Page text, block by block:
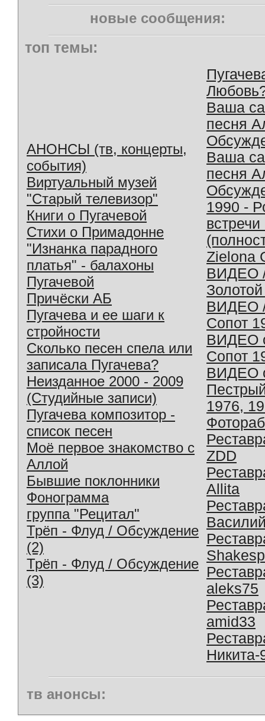
новые сообщения:
топ темы:
АНОНСЫ (тв, концерты,
события)
Виртуальный музей
"Старый телевизор"
Книги о Пугачевой
Стихи о Примадонне
"Изнанка парадного
платья" - балахоны
Пугачевой
Причёски АБ
Пугачева и ее шаги к
стройности
Сколько песен спела или
записала Пугачева?
Неизданное 2000 - 2009
(Студийные записи)
Пугачева композитор -
список песен
Моё первое знакомство с
Аллой
Бывшие поклонники
Фонограмма
группа "Рецитал"
Трёп - Флуд / Обсуждение
(2)
Трёп - Флуд / Обсуждение
(3)
Ваша
песня
Ваша
песня
1990 -
Zielona
ВИДЕО
ВИДЕО
Сопот
ВИДЕО
Сопот
ВИДЕО
1976,
ZDD
Allita
aleks75
amid33
Никита-
тв анонсы: